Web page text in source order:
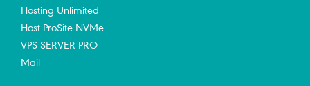
Hosting Unlimited
Host ProSite NVMe
VPS SERVER PRO
Mail